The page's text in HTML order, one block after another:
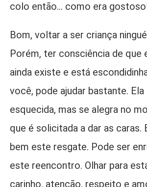
colo então... como era
Bom, voltar a ser criança
Porém, ter consciência de que
ainda existe e está
você, pode ajudar bastante.
esquecida, mas se alegra no
que é solicitada a dar as caras.
bem este resgate. Pode ser
este reencontro. Olhar para
carinho, atenção, respeito e